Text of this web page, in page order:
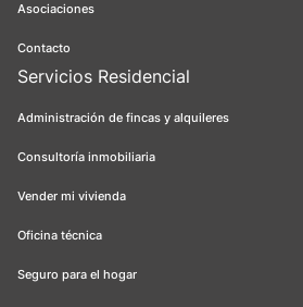
Asociaciones
Contacto
Servicios Residencial
Administración de fincas y alquileres
Consultoría inmobiliaria
Vender mi vivienda
Oficina técnica
Seguro para el hogar